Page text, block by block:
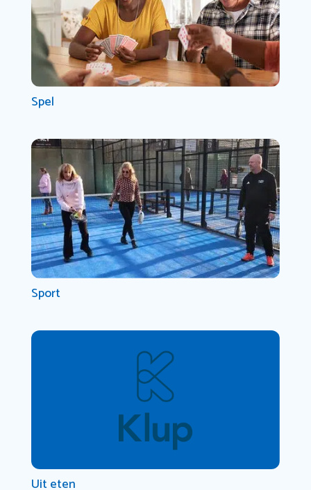
Spel
Sport
Uit eten